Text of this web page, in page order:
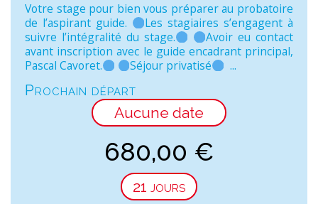
Votre stage pour bien vous préparer au probatoire
de l’aspirant guide.
Les stagiaires s’engagent à
suivre l’intégralité du stage.
Avoir eu contact
avant inscription avec le guide encadrant principal,
Pascal Cavoret.
Séjour privatisé ...
Prochain départ
Aucune date
680,00 €
21 jours